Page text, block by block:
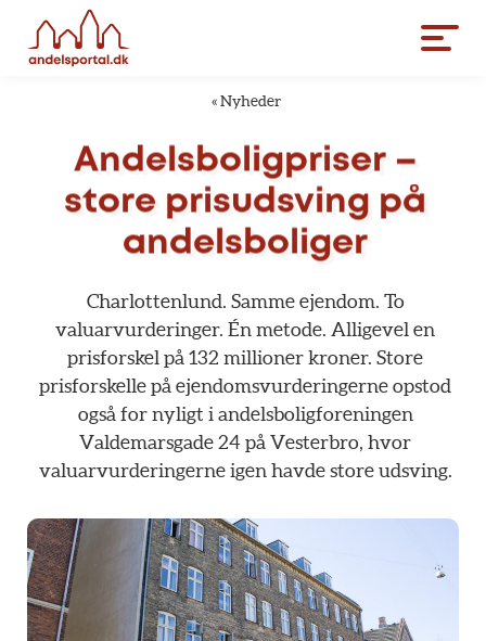
« Nyheder
Andelsboligpriser –
store prisudsving på
andelsboliger
Charlottenlund. Samme ejendom. To
valuarvurderinger. Én metode. Alligevel en
prisforskel på 132 millioner kroner. Store
prisforskelle på ejendomsvurderingerne opstod
også for nyligt i andelsboligforeningen
Valdemarsgade 24 på Vesterbro, hvor
valuarvurderingerne igen havde store udsving.